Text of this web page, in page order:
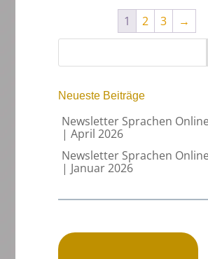
1 2 3 →
Neueste Beiträge
Newsletter Sprachen
| April 2026
Newsletter Sprachen
| Januar 2026